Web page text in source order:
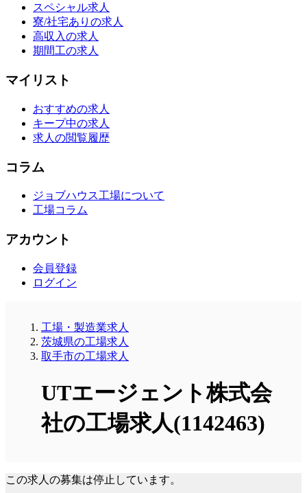
スペシャル求人
寮/社宅ありの求人
高収入の求人
期間工の求人
マイリスト
おすすめの求人
キープ中の求人
求人の閲覧履歴
コラム
ジョブハウス工場について
工場コラム
アカウント
会員登録
ログイン
工場・製造業求人
茨城県の工場求人
取手市の工場求人
UTエージェント株式会
社の工場求人(1142463)
この求人の募集は停止しています。